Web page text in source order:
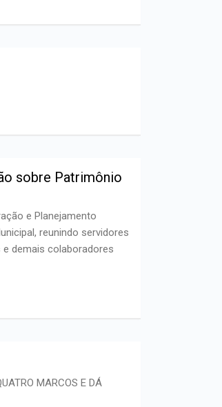
sobre Patrimônio
e Planejamento
reunindo servidores
demais colaboradores
MARCOS E DÁ